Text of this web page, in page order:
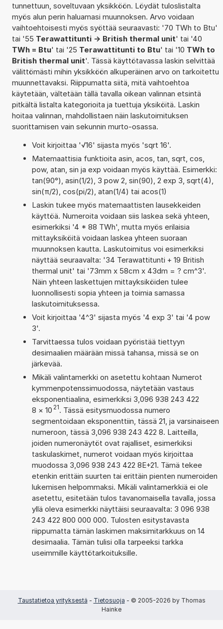
tunnettuun, soveltuvaan yksikköön. Löydät tuloslistalta
myös alun perin haluamasi muunnoksen. Arvo voidaan
vaihtoehtoisesti myös syöttää seuraavasti: '70 TWh to Btu'
tai '55 Terawattitunti -> British thermal unit' tai '40
TWh = Btu' tai '25 Terawattitunti to Btu' tai '10 TWh to
British thermal unit'. Tässä käyttötavassa laskin selvittää
välittömästi mihin yksikköön alkuperäinen arvo on tarkoitettu
muunnettavaksi. Riippumatta siitä, mitä vaihtoehtoa
käytetään, vältetään tällä tavalla oikean valinnan etsintä
pitkältä listalta kategorioita ja tuettuja yksiköitä. Laskin
hoitaa valinnan, mahdollistaen näin laskutoimituksen
suorittamisen vain sekunnin murto-osassa.
Voit kirjoittaa '√16' sijasta myös 'sqrt 16'.
Matemaattisia funktioita asin, acos, tan, sqrt, cos,
pow, atan, sin ja exp voidaan myös käyttää. Esimerkki:
tan(90°), asin(1/2), 3 pow 2, sin(90), 2 exp 3, sqrt(4),
sin(π/2), cos(pi/2), atan(1/4) tai acos(1)
Laskin tukee myös matemaattisten lausekkeiden
käyttöä. Numeroita voidaan siis laskea sekä yhteen,
esimerkiksi '4 * 88 TWh', mutta myös erilaisia
mittayksiköitä voidaan laskea yhteen suoraan
muunnoksen kautta. Laskutoimitus voi esimerkiksi
näyttää seuraavalta: '34 Terawattitunti + 19 British
thermal unit' tai '73mm x 58cm x 43dm = ? cm^3'.
Näin yhteen laskettujen mittayksiköiden tulee
luonnollisesti sopia yhteen ja toimia samassa
laskutoimituksessa.
Voit kirjoittaa '4^3' sijasta myös '4 exp 3' tai '4 pow
3'.
Tarvittaessa tulos voidaan pyöristää tiettyyn
desimaalien määrään missä tahansa, missä se on
järkevää.
Mikäli valintamerkki on asetettu kohtaan Numerot
kymmenpotenssimuodossa, näytetään vastaus
eksponentiaalina, esimerkiksi 3,096 938 243 422
8 × 10 21. Tässä esitysmuodossa numero
segmentoidaan eksponenttiin, tässä 21, ja varsinaiseen
numeroon, tässä 3,096 938 243 422 8. Laitteilla,
joiden numeronäytöt ovat rajalliset, esimerkiksi
taskulaskimet, numerot voidaan myös kirjoittaa
muodossa 3,096 938 243 422 8E+21. Tämä tekee
etenkin erittäin suurten tai erittäin pienten numeroiden
lukemisen helpommaksi. Mikäli valintamerkkiä ei ole
asetettu, esitetään tulos tavanomaisella tavalla, jossa
yllä oleva esimerkki näyttäisi seuraavalta: 3 096 938
243 422 800 000 000. Tulosten esitystavasta
riippumatta tämän laskimen maksimitarkkuus on 14
desimaalia. Tämän tulisi olla tarpeeksi tarkka
useimmille käyttötarkoituksille.
Taustatietoa yrityksestä - Tietosuoja - © 2005-2026 by Thomas
Hainke